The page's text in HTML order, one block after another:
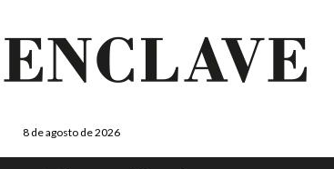
8 de agosto de 2026